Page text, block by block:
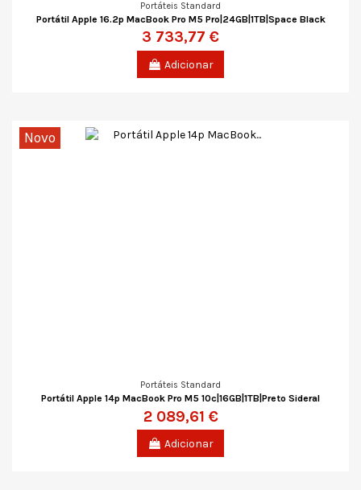
Portáteis Standard
Portátil Apple 16.2p MacBook Pro M5 Pro|24GB|1TB|Space Black
3 733,77 €
Adicionar
Novo
Portáteis Standard
Portátil Apple 14p MacBook Pro M5 10c|16GB|1TB|Preto Sideral
2 089,61 €
Adicionar